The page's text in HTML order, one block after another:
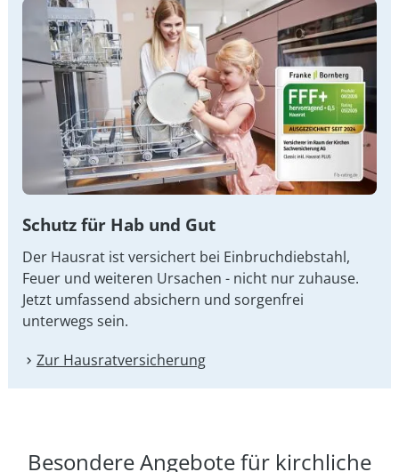
Schutz für Hab und Gut
Der Hausrat ist versichert bei Einbruchdiebstahl,
Feuer und weiteren Ursachen - nicht nur zuhause.
Jetzt umfassend absichern und sorgenfrei
unterwegs sein.
Zur Hausrat­versicherung
Besondere Angebote für kirchliche